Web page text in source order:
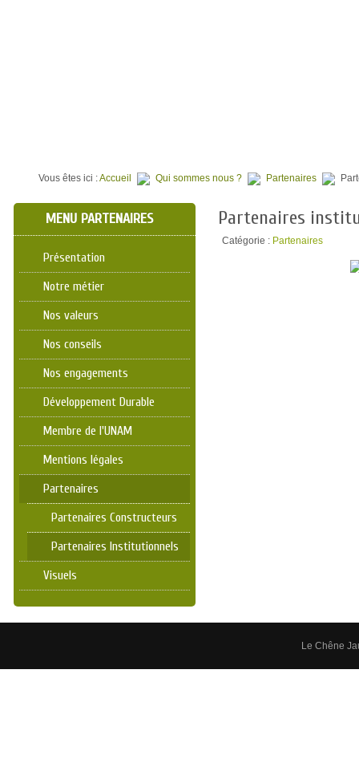
Vous êtes ici :Accueil Qui sommes nous ? Partenaires
Partenaires
Catégorie : Partenaires
MENU PARTENAIRES
Présentation
Notre métier
Nos valeurs
Nos conseils
Nos engagements
Développement Durable
Membre de l'UNAM
Mentions légales
Partenaires
Partenaires Constructeurs
Partenaires Institutionnels
Visuels
Le Chêne